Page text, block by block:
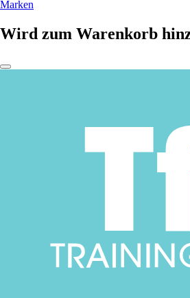
Marken
Wird zum Warenkorb